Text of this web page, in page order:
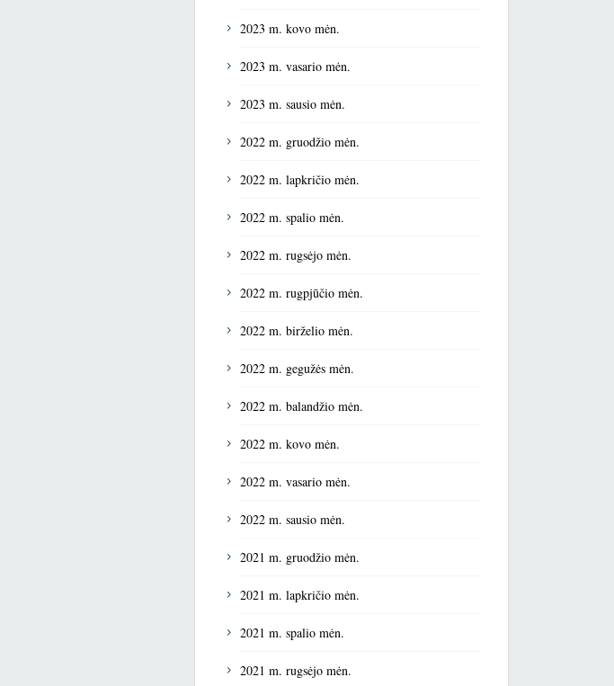
2023 m. kovo mėn.
2023 m. vasario mėn.
2023 m. sausio mėn.
2022 m. gruodžio mėn.
2022 m. lapkričio mėn.
2022 m. spalio mėn.
2022 m. rugsėjo mėn.
2022 m. rugpjūčio mėn.
2022 m. birželio mėn.
2022 m. gegužės mėn.
2022 m. balandžio mėn.
2022 m. kovo mėn.
2022 m. vasario mėn.
2022 m. sausio mėn.
2021 m. gruodžio mėn.
2021 m. lapkričio mėn.
2021 m. spalio mėn.
2021 m. rugsėjo mėn.